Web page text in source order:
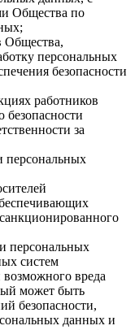
Общества по
Общества,
персональных
безопасности
работников
безопасности
за
персональных
персональных
систем
вреда
может быть
безопасности,
данных и